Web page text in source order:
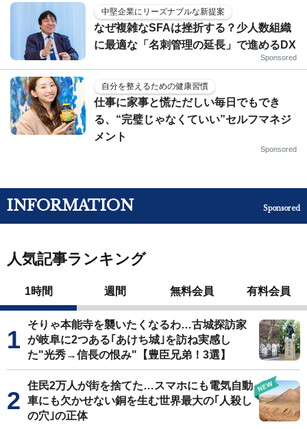
中堅企業にリーズナブルな新提案
なぜ複雑なSFAは挫折する？少人数組織
に最適な「名刺管理の延長」で進めるDX
Sponsored
自分を整えるための健康習慣
仕事に家事と慌ただしい毎日でもでき
る、“完璧じゃなくていい”セルフマネジ
メント
Sponsored
INFORMATION Sponsored
人気記事ランキング
1時間 週間 無料会員 有料会員
そりゃ本能寺を襲いたくなるわ…古城探訪家
が岐阜に2つある｢あけち城｣を訪ね実感し
た"光秀→信長の恨み"【豊臣兄弟！3選】
住民2万人が街を捨てた…スマホにも電気自動
車にも欠かせない銅を生む世界最大の｢人殺し
の穴｣の正体